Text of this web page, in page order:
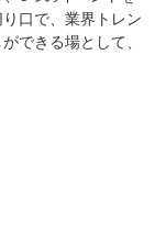
口で、業界トレン
できる場として、